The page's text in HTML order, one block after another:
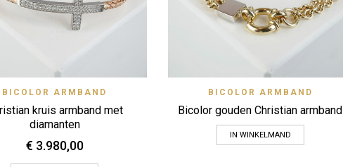
Zet op verlanglijstje Quick View
BICOLOR ARMBAND
kruis armband met
diamanten
€ 3.980,00
Zet op verlanglijstje Quick View
BICOLOR ARMBAND
Bicolor gouden Christian armband
IN WINKELMAND